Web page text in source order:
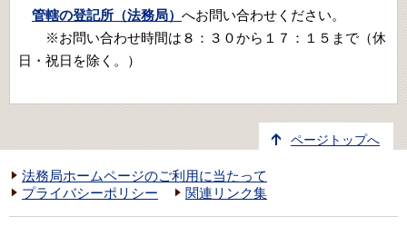
管轄の登記所（法務局） へお問い合わせください。
※お問い合わせ時間は８：３０から１７：１５まで（休
日・祝日を除く。）
ページトップへ
法務局ホームページのご利用に当たって
プライバシーポリシー
関連リンク集